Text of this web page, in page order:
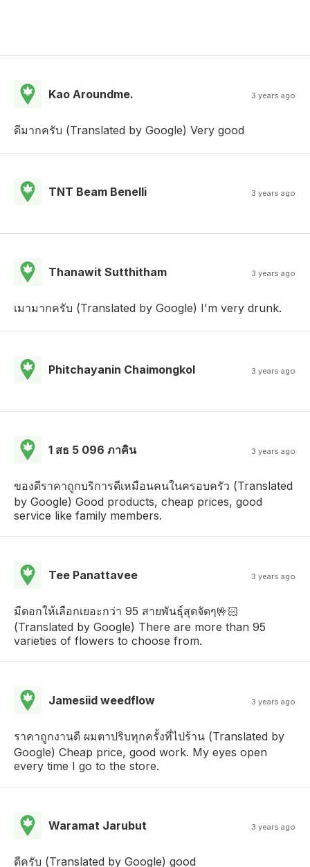
Kao Aroundme. 3 years ago
ดีมากครับ (Translated by Google) Very good
TNT Beam Benelli 3 years ago
Thanawit Sutthitham 3 years ago
เมามากครับ (Translated by Google) I'm very drunk.
Phitchayanin Chaimongkol 3 years ago
1 สธ 5 096 ภาคิน 3 years ago
ของดีราคาถูกบริการดีเหมือนคนในครอบครัว (Translated
by Google) Good products, cheap prices, good
service like family members.
Tee Panattavee 3 years ago
มีดอกให้เลือกเยอะกว่า 95 สายพันธุ์สุดจัดๆ🤟🏻
(Translated by Google) There are more than 95
varieties of flowers to choose from.
Jamesiid weedflow 3 years ago
ราคาถูกงานดี ผมตาปริบทุกครั้งที่ไปร้าน (Translated by
Google) Cheap price, good work. My eyes open
every time I go to the store.
Waramat Jarubut 3 years ago
ดีครับ (Translated by Google) good